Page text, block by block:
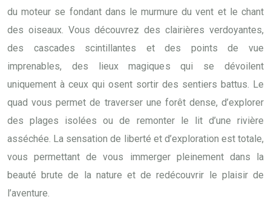
du moteur se fondant dans le murmure du vent et le chant
des oiseaux. Vous découvrez des clairières verdoyantes,
des cascades scintillantes et des points de vue
imprenables, des lieux magiques qui se dévoilent
uniquement à ceux qui osent sortir des sentiers battus. Le
quad vous permet de traverser une forêt dense, d’explorer
des plages isolées ou de remonter le lit d’une rivière
asséchée. La sensation de liberté et d’exploration est totale,
vous permettant de vous immerger pleinement dans la
beauté brute de la nature et de redécouvrir le plaisir de
l’aventure.